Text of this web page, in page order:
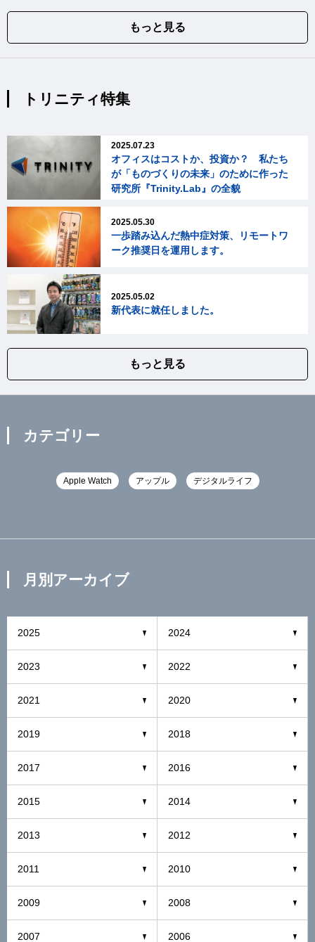
もっと見る
トリニティ特集
2025.07.23
オフィスはコストか、投資か？ 私たち
が「ものづくりの未来」のために作った
研究所『Trinity.Lab』の全貌
2025.05.30
一歩踏み込んだ熱中症対策、リモートワ
ーク推奨日を運用します。
2025.05.02
新代表に就任しました。
もっと見る
カテゴリー
Apple Watch アップル デジタルライフ
月別アーカイブ
2025 2024
2023 2022
2021 2020
2019 2018
2017 2016
2015 2014
2013 2012
2011 2010
2009 2008
2007 2006